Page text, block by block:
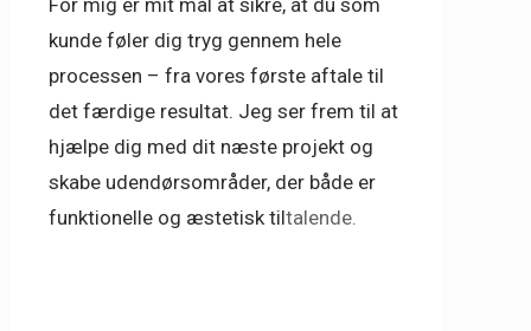
kunde føler dig tryg gennem hele
processen – fra vores første aftale til
det færdige resultat. Jeg ser frem til at
hjælpe dig med dit næste projekt og
skabe udendørsområder, der både er
funktionelle og æstetisk tiltalende